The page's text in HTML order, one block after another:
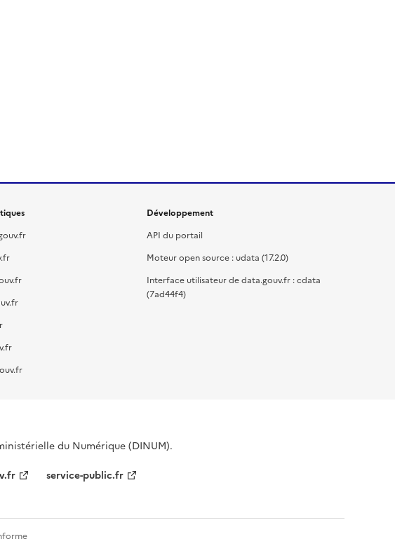
Développement
API du portail
Moteur open source : udata (17.2.0)
Interface utilisateur de data.gouv.fr : cdata
(7ad44f4)
du Numérique (DINUM).
service-public.fr